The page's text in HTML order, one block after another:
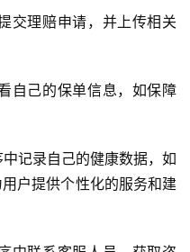
交理赔申请，并上传相关
自己的保单信息，如保障
记录自己的健康数据，如
户提供个性化的服务和建